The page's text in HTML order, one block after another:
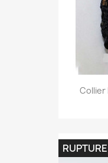
Collier